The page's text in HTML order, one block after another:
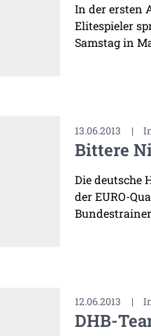
In der ersten
Elitespieler
Samstag in
13.06.2013 |
Bittere
Die deutsche
der EURO-
12.06.2013 |
DHB-